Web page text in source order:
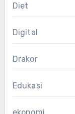
Diet
Digital
Drakor
Edukasi
ekonomi